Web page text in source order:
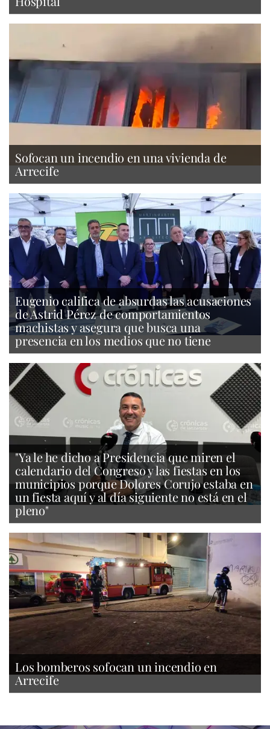
Sofocan un incendio en una vivienda de
Arrecife
Eugenio califica de absurdas las acusaciones
de Astrid Pérez de comportamientos
machistas y asegura que busca una
presencia en los medios que no tiene
"Ya le he dicho a Presidencia que miren el
calendario del Congreso y las fiestas en los
municipios porque Dolores Corujo estaba en
un fiesta aquí y al día siguiente no está en el
pleno"
Los bomberos sofocan un incendio en
Arrecife